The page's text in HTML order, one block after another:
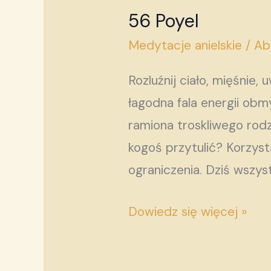
56 Poyel
Medytacje anielskie /
Rozluźnij ciało, mięśnie,
łagodna fala energii
ramiona troskliwego
kogoś przytulić?
ograniczenia. Dziś
56
Poyel
Dowiedz się więcej »